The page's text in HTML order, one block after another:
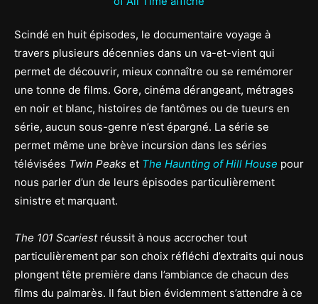
Scindé en huit épisodes, le documentaire voyage à
travers plusieurs décennies dans un va-et-vient qui
permet de découvrir, mieux connaître ou se remémorer
une tonne de films. Gore, cinéma dérangeant, métrages
en noir et blanc, histoires de fantômes ou de tueurs en
série, aucun sous-genre n’est épargné. La série se
permet même une brève incursion dans les séries
télévisées Twin Peaks et The Haunting of Hill House pour
nous parler d’un de leurs épisodes particulièrement
sinistre et marquant.
The 101 Scariestréussit à nous accrocher tout
particulièrement par son choix réfléchi d’extraits qui nous
plongent tête première dans l’ambiance de chacun des
films du palmarès. Il faut bien évidemment s’attendre à ce